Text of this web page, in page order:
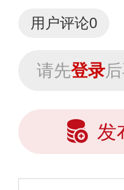
用户评论0
请先登录
发